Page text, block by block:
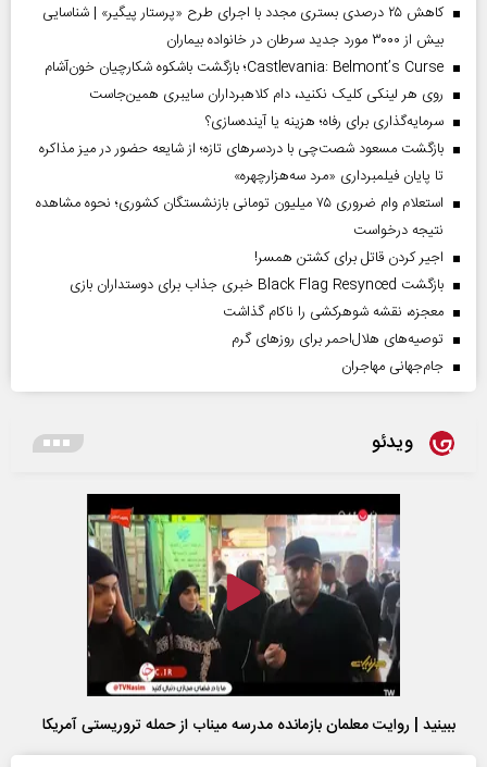
کاهش ۲۵ درصدی بستری مجدد با اجرای طرح «پرستار پیگیر» | شناسایی
بیش از ۳۰۰۰ مورد جدید سرطان در خانواده بیماران
Castlevania: Belmont’s Curse؛ بازگشت باشکوه شکارچیان خون‌آشام
روی هر لینکی کلیک نکنید، دام کلاهبرداران سایبری همین‌جاست
سرمایه‌گذاری برای رفاه؛ هزینه یا آینده‌سازی؟
بازگشت مسعود شصت‌چی با دردسر‌های تازه؛ از شایعه حضور در میز مذاکره
تا پایان فیلمبرداری «مرد سه‌هزارچهره»
استعلام وام ضروری ۷۵ میلیون تومانی بازنشستگان کشوری؛ نحوه مشاهده
نتیجه درخواست
اجیر کردن قاتل برای کشتن همسر!
بازگشت Black Flag Resynced خبری جذاب برای دوستداران بازی
معجزه، نقشه شوهرکشی را ناکام گذاشت
توصیه‌های هلال‌احمر برای روز‌های گرم
جام‌جهانی مهاجران
ویدئو
ببینید | روایت معلمان بازمانده مدرسه میناب از حمله تروریستی آمریکا